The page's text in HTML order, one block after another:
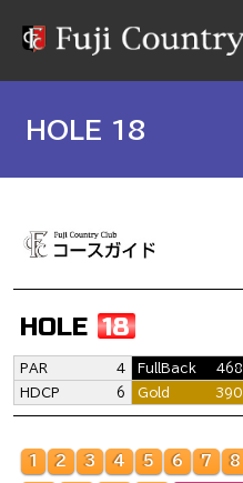
HOLE 18
HOLE 18
PAR 4 FullBack 468
HDCP
6 Gold 390
1 2 3 4 5 6 7 8